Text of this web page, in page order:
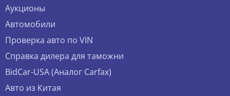
Аукционы
Автомобили
Проверка авто по VIN
Справка дилера для таможни
BidCar-USA (Аналог Carfax)
Авто из Китая